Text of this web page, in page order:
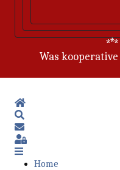
Was
Home
Subscribe to blog
Sign In
Home